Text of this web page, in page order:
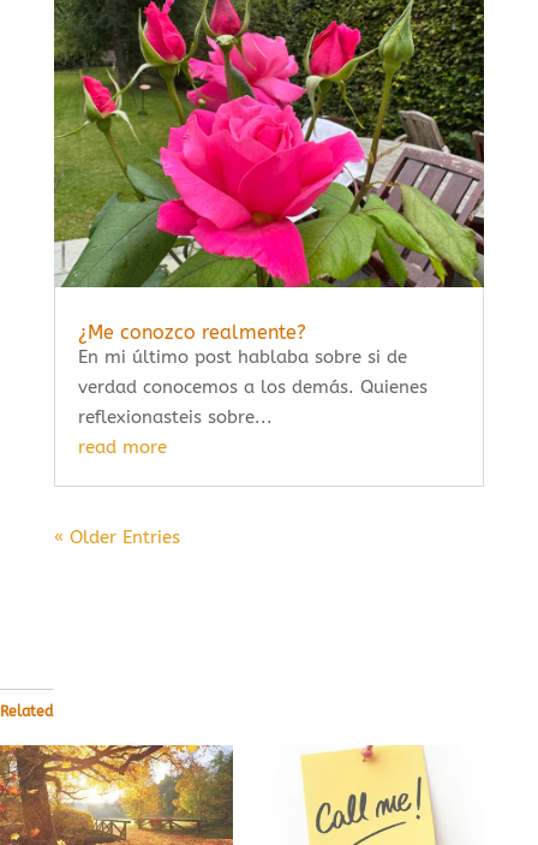
¿Me conozco realmente?
En mi último post hablaba sobre si de
verdad conocemos a los demás. Quienes
reflexionasteis sobre...
read more
« Older Entries
Related